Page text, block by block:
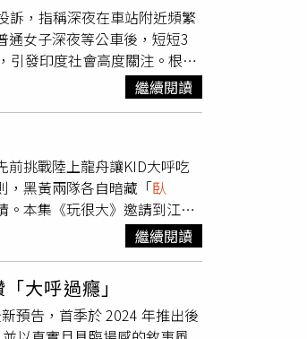
人的威廉，卻在父親離世後消
遠的冰島找他。一直幫助他
笑」。第一季播出後，艾庫
類女演員獎，安尼馬沙恩也
伊正式加入軍情五處（MI5）
做出大膽決定，沒想到卻意
驚悚影集《情報戰》第一季由
報官員在大選前夕，追查某
跑，更必須在國家安全、個
黑色行動 第二季》將於6月4
英國情報官員。（圖／台灣
訴，指稱深夜在車站附近頻繁
通女子深夜等公車後，短短3
引發印度社會高度關注。根據
巴。由於警方長期接獲大量
因此警方決定展開實地臥底調
名男子主動上前搭訕。有人
工作者，直接詢問「一次多
調查。警方事後清查發現，
吸毒後精神恍惚。這場臥底行
一般女性，都會在短時間內
的女警蘇瑪蒂，也因為這次行動
村長，從小便培養她投入公共
）取得工商管理碩士
察考試，成為當時尚未分裂
繼續閱讀
前挑戰陸上龍舟讓KID大呼吃
，黑黃兩隊各自暗藏「臥
。本集《玩很大》邀請到江宏
鬥的挑戰。在「注音符號四字
迎來激烈的「水上龍舟」爭霸
錯，引發隊友狂罵與質疑；
要鎖定中視周六晚間10點、三
繼續閱讀
大呼過癮」
預告，首季於 2024 年推出後